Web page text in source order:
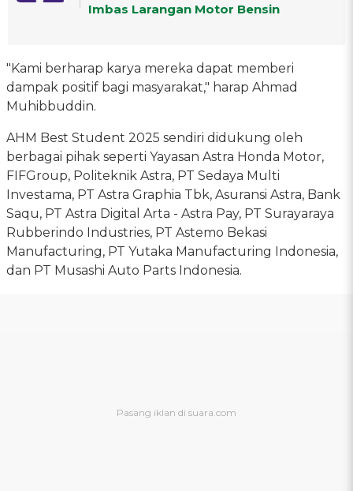
Imbas Larangan Motor Bensin
"Kami berharap karya mereka dapat memberi
dampak positif bagi masyarakat," harap Ahmad
Muhibbuddin.
AHM Best Student 2025 sendiri didukung oleh
berbagai pihak seperti Yayasan Astra Honda Motor,
FIFGroup, Politeknik Astra, PT Sedaya Multi
Investama, PT Astra Graphia Tbk, Asuransi Astra, Bank
Saqu, PT Astra Digital Arta - Astra Pay, PT Surayaraya
Rubberindo Industries, PT Astemo Bekasi
Manufacturing, PT Yutaka Manufacturing Indonesia,
dan PT Musashi Auto Parts Indonesia.